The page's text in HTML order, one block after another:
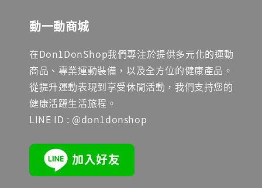
動一動商城
在Don1DonShop我們專注於提供多元化的運動
商品、專業運動裝備，以及全方位的健康產品。
從提升運動表現到享受休閒活動，我們支持您的
健康活躍生活旅程。
LINE ID : @don1donshop